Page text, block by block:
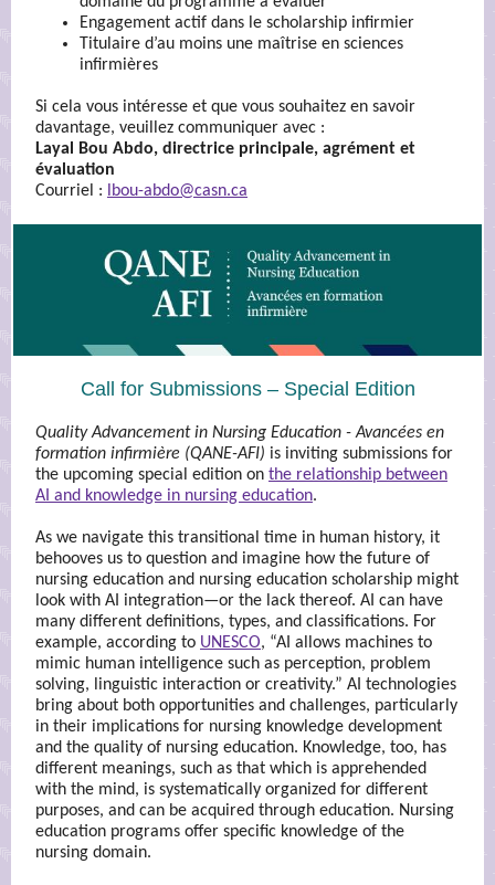
Engagement actif dans le scholarship infirmier
Titulaire d’au moins une maîtrise en sciences
infirmières
Si cela vous intéresse et que vous souhaitez en savoir
davantage, veuillez communiquer avec :
Layal Bou Abdo, directrice principale, agrément et
évaluation
Courriel :
lbou-abdo@casn.ca
Call for Submissions – Special Edition
Quality Advancement in Nursing Education - Avancées en
formation infirmière (QANE-AFI) is inviting submissions for
the upcoming special edition on the relationship between
AI and knowledge in nursing education.
As we navigate this transitional time in human history, it
behooves us to question and imagine how the future of
nursing education and nursing education scholarship might
look with AI integration—or the lack thereof. AI can have
many different definitions, types, and classifications. For
example, according to UNESCO, “AI allows machines to
mimic human intelligence such as perception, problem
solving, linguistic interaction or creativity.” AI technologies
bring about both opportunities and challenges, particularly
in their implications for nursing knowledge development
and the quality of nursing education. Knowledge, too, has
different meanings, such as that which is apprehended
with the mind, is systematically organized for different
purposes, and can be acquired through education. Nursing
education programs offer specific knowledge of the
nursing domain.